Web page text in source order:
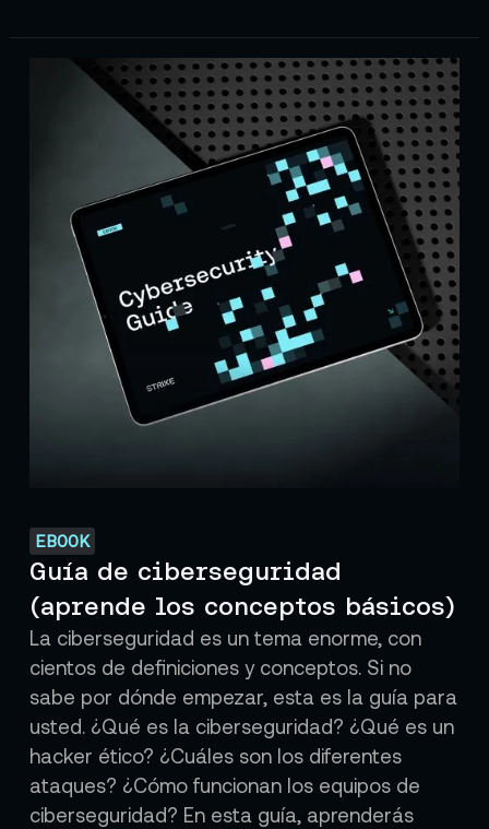
EBOOK
Guía de ciberseguridad
(aprende los conceptos básicos)
La ciberseguridad es un tema enorme, con
cientos de definiciones y conceptos. Si no
sabe por dónde empezar, esta es la guía para
usted. ¿Qué es la ciberseguridad? ¿Qué es un
hacker ético? ¿Cuáles son los diferentes
ataques? ¿Cómo funcionan los equipos de
ciberseguridad? En esta guía, aprenderás